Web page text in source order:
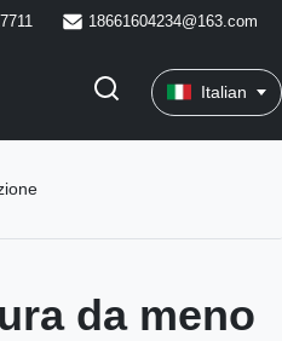
18661604234@163.com
Italian
da meno